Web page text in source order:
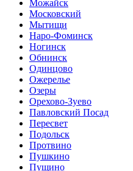
Можайск
Московский
Мытищи
Наро-Фоминск
Ногинск
Обнинск
Одинцово
Ожерелье
Озеры
Орехово-Зуево
Павловский Посад
Пересвет
Подольск
Протвино
Пушкино
Пущино